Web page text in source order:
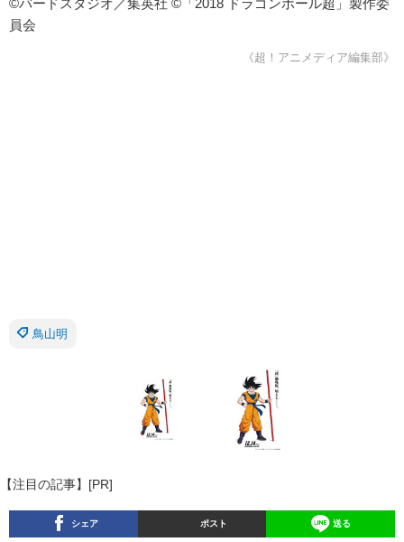
©バードスタジオ／集英社 ©「2018 ドラゴンボール超」製作委
員会
《超！アニメディア編集部》
鳥山明
【注目の記事】[PR]
シェア ポスト 送る